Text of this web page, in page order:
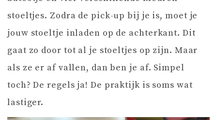
stoeltjes. Zodra de pick-up bij je is, moet je
jouw stoeltje inladen op de achterkant. Dit
gaat zo door tot al je stoeltjes op zijn. Maar
als ze er af vallen, dan ben je af. Simpel
toch? De regels ja! De praktijk is soms wat
lastiger.